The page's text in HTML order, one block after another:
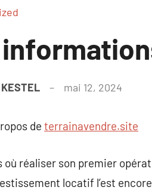
mai 12, 2024
de terrainavendre.site
où réaliser son premier
locatif l’est